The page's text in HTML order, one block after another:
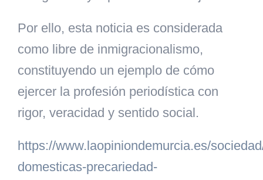
Por ello, esta noticia es considerada
como libre de inmigracionalismo,
constituyendo un ejemplo de cómo
ejercer la profesión periodística con
rigor, veracidad y sentido social.
https://www.laopiniondemurcia.es/
domesticas-precariedad-